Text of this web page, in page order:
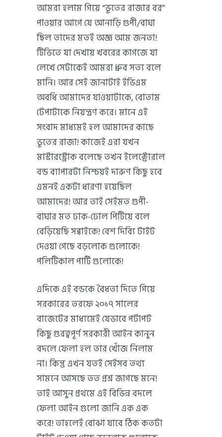
আমরা হলাম গিয়ে “ভূতের রাজার বর”
পাওয়ার আগে যে আনাড়ি গুপী/বাঘা
ছিল তাদের মতই অজ্ঞ আম জনতা!
টিভিতে যা দেখায় খবরের কাগজে যা
লেখে সেটাকেই আমরা ধ্রুব সত্য বলে
মানি। আর সেই জানাটাই ইভিএম
অবধি আমাদের যাওয়াটাকে, বোতাম
টেপাটাকে নিয়ন্ত্রণ করে। মানে এই
সংবাদ মাধ্যমই হল আমাদের কাছে
ভূতের রাজা! কাজেই এরা যখন
মাস্টারস্ট্রোক বলেছে তখন ইলেক্টোরাল
বন্ড ব্যাপারটা নিশ্চয়ই দারুণ কিছু হবে
এমনই একটা ধারণা হয়েছিল
আমাদের! আর তাই সেইমত গুপী-
বাঘার মত ঢাক-ঢোল পিটিয়ে বলে
বেড়িয়েছি সব্বাইকে! বেশ দিব্যি টাইট
দেওয়া গেছে বড়লোক গুলোকে!
পলিটিকাল পার্টি গুলোকে!
এদিকে এই বন্ডকে বৈধতা দিতে গিয়ে
সরকারের তরফে ২০১৭ সালের
বাজেটের মাধ্যমেই যেভাবে পটাপট
কিছু গুরত্বপূর্ণ সরকারী আইন কানুন
বদলে ফেলা হল তার খোঁজ নিলাম
না। কিন্তু এখন যতই সেইসব তথ্য
সামনে আসছে তত প্রশ্ন জাগছে মনে!
তাই আসুন প্রথমে এই বিভিন্ন বদলে
ফেলা আইন গুলো জানি এক এক
করে! তাহলেই বোঝা যাবে ঠিক কতটা